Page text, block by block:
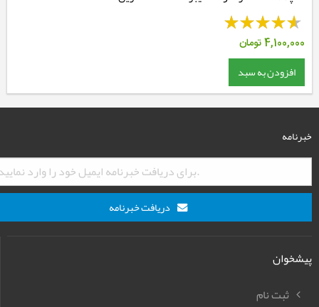
4,100,000تومان
افزودن به سبد
خبرنامه
دریافت خبرنامه
پیشخوان
ثبت نام